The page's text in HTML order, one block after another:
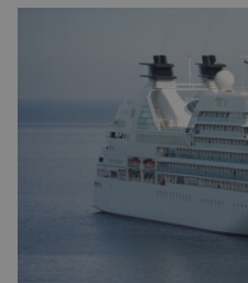
jednou rozhodnout o
to je případ řady
například cystické